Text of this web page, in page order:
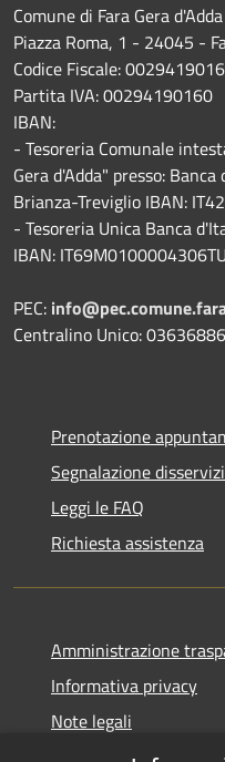
Comune di Fara Gera d'Adda
Piazza Roma, 1 - 24045 -
Codice Fiscale:
Partita IVA: 00294190160
IBAN:
- Tesoreria Comunale
Gera d'Adda" presso:
Brianza-Treviglio IBAN:
- Tesoreria Unica Banca
IBAN:
PEC:
Centralino Unico:
Prenotazione
Segnalazione
Leggi le FAQ
Richiesta assistenza
Amministrazione
Informativa privacy
Note legali
Dichiarazione di